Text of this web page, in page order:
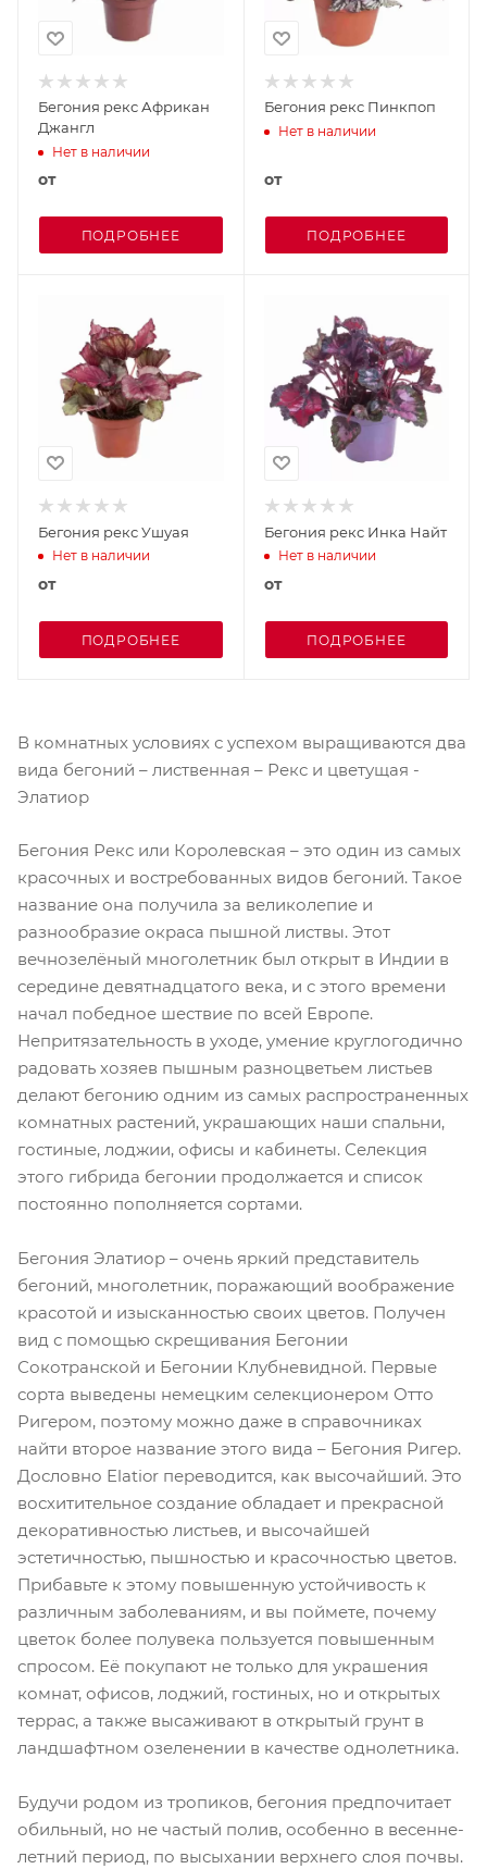
Бегония рекс Африкан
Джангл
Нет в наличии
от
ПОДРОБНЕЕ
Бегония рекс Пинкпоп
Нет в наличии
от
ПОДРОБНЕЕ
Бегония рекс Ушуая
Нет в наличии
от
ПОДРОБНЕЕ
Бегония рекс Инка Найт
Нет в наличии
от
ПОДРОБНЕЕ
В комнатных условиях с успехом выращиваются два
вида бегоний – лиственная – Рекс и цветущая -
Элатиор
Бегония Рекс или Королевская – это один из самых
красочных и востребованных видов бегоний. Такое
название она получила за великолепие и
разнообразие окраса пышной листвы. Этот
вечнозелёный многолетник был открыт в Индии в
середине девятнадцатого века, и с этого времени
начал победное шествие по всей Европе.
Непритязательность в уходе, умение круглогодично
радовать хозяев пышным разноцветьем листьев
делают бегонию одним из самых распространенных
комнатных растений, украшающих наши спальни,
гостиные, лоджии, офисы и кабинеты. Селекция
этого гибрида бегонии продолжается и список
постоянно пополняется сортами.
Бегония Элатиор – очень яркий представитель
бегоний, многолетник, поражающий воображение
красотой и изысканностью своих цветов. Получен
вид с помощью скрещивания Бегонии
Сокотранской и Бегонии Клубневидной. Первые
сорта выведены немецким селекционером Отто
Ригером, поэтому можно даже в справочниках
найти второе название этого вида – Бегония Ригер.
Дословно Elatior переводится, как высочайший. Это
восхитительное создание обладает и прекрасной
декоративностью листьев, и высочайшей
эстетичностью, пышностью и красочностью цветов.
Прибавьте к этому повышенную устойчивость к
различным заболеваниям, и вы поймете, почему
цветок более полувека пользуется повышенным
спросом. Её покупают не только для украшения
комнат, офисов, лоджий, гостиных, но и открытых
террас, а также высаживают в открытый грунт в
ландшафтном озеленении в качестве однолетника.
Будучи родом из тропиков, бегония предпочитает
обильный, но не частый полив, особенно в весенне-
летний период, по высыхании верхнего слоя почвы.